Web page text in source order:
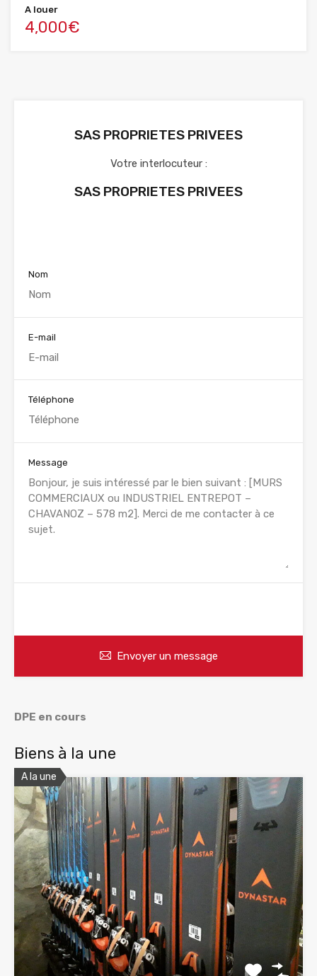
A louer
4,000€
SAS PROPRIETES PRIVEES
Votre interlocuteur :
SAS PROPRIETES PRIVEES
Nom
E-mail
Téléphone
Message
Envoyer un message
DPE en cours
Biens à la une
A la une